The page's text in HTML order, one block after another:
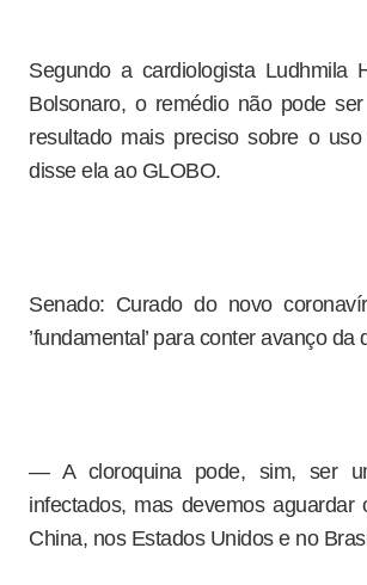
Segundo a cardiologista Ludhmila
Bolsonaro, o remédio não pode
resultado mais preciso sobre o
disse ela ao GLOBO.
Senado: Curado do novo
’fundamental’ para conter avanço da
— A cloroquina pode, sim, ser
infectados, mas devemos
China, nos Estados Unidos e no